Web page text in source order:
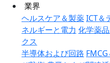
業界
ヘルスケア＆製薬ICT＆
ネルギーと電力 化学薬
クス
半導体および回路